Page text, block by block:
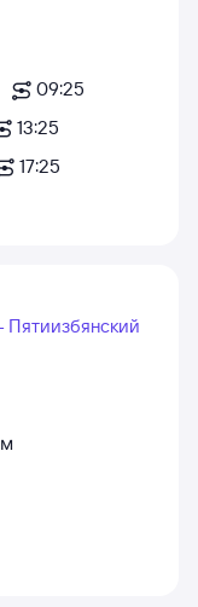
09:25
13:25
17:25
Пятиизбянский